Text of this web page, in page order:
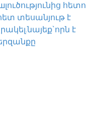
հետո
տեսանյութ է
է